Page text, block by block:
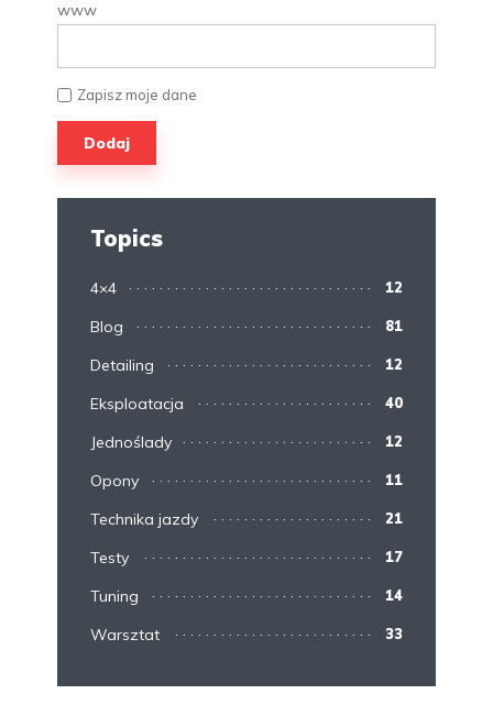
www
Zapisz moje dane
Topics
4×4 12
Blog 81
Detailing 12
Eksploatacja 40
Jednoślady 12
Opony 11
Technika jazdy 21
Testy 17
Tuning 14
Warsztat 33